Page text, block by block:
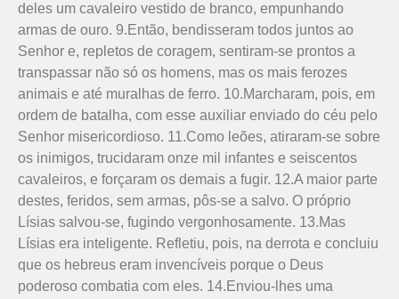
deles um cavaleiro vestido de branco, empunhando
armas de ouro. 9.Então, bendisseram todos juntos ao
Senhor e, repletos de coragem, sentiram-se prontos a
transpassar não só os homens, mas os mais ferozes
animais e até muralhas de ferro. 10.Marcharam, pois, em
ordem de batalha, com esse auxiliar enviado do céu pelo
Senhor misericordioso. 11.Como leões, atiraram-se sobre
os inimigos, trucidaram onze mil infantes e seiscentos
cavaleiros, e forçaram os demais a fugir. 12.A maior parte
destes, feridos, sem armas, pôs-se a salvo. O próprio
Lísias salvou-se, fugindo vergonhosamente. 13.Mas
Lísias era inteligente. Refletiu, pois, na derrota e concluiu
que os hebreus eram invencíveis porque o Deus
poderoso combatia com eles. 14.Enviou-lhes uma